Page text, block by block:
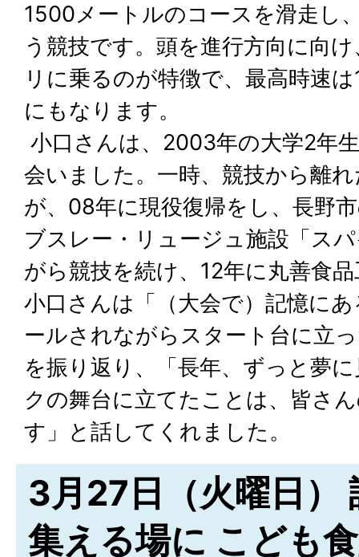
1500メートルのコースを滑走し
う競技です。頭を進行方向に向
リに乗るのが特徴で、最高時速
にもなります。
小口さんは、2003年の大学2年
会いました。一時、競技から離
が、08年に現役復帰をし、長野
ブスレー・リュージュ施設「ス
がら競技を続け、12年に丸善食
小口さんは「（大会で）記憶に
ールされながらスタート台に立
を振り返り、「長年、ずっと夢
クの舞台に立てたことは、皆さ
す」と話してくれました。
3月27日（火曜日）
集える場に こども